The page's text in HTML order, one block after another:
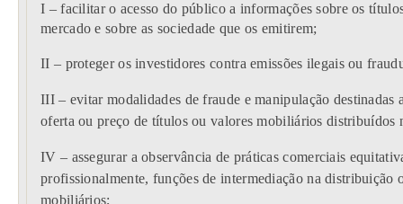
I – facilitar o acesso do público a informações sobre os
mercado e sobre as sociedade que os emitirem;
II – proteger os investidores contra emissões ilegais ou
III – evitar modalidades de fraude e manipulação
oferta ou preço de títulos ou valores mobiliários distribuídos
IV – assegurar a observância de práticas comerciais
profissionalmente, funções de intermediação na distribuição
mobiliários;